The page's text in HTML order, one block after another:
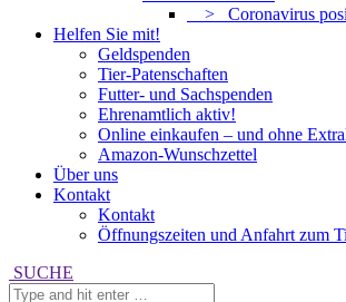
> Coronavirus
Helfen Sie mit!
Geldspenden
Tier-Patenschaften
Futter- und Sachspenden
Ehrenamtlich aktiv!
Online einkaufen – und ohne
Amazon-Wunschzettel
Über uns
Kontakt
Kontakt
Öffnungszeiten und Anfahrt zum
Search:
SUCHE